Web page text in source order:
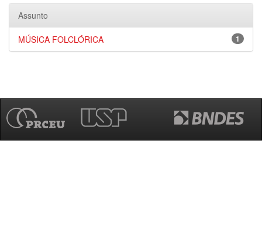
Assunto
1
MÚSICA FOLCLÓRICA